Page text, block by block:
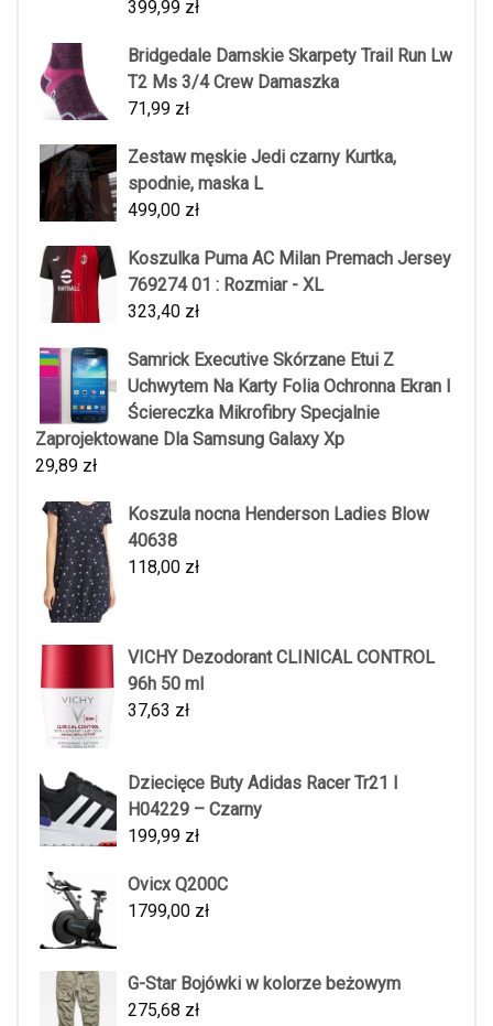
399,99 zł
Bridgedale Damskie Skarpety Trail Run Lw
T2 Ms 3/4 Crew Damaszka
71,99 zł
Zestaw męskie Jedi czarny Kurtka,
spodnie, maska L
499,00 zł
Koszulka Puma AC Milan Premach Jersey
769274 01 : Rozmiar - XL
323,40 zł
Samrick Executive Skórzane Etui Z
Uchwytem Na Karty Folia Ochronna Ekran I
Ściereczka Mikrofibry Specjalnie
Zaprojektowane Dla Samsung Galaxy Xp
29,89 zł
Koszula nocna Henderson Ladies Blow
40638
118,00 zł
VICHY Dezodorant CLINICAL CONTROL
96h 50 ml
37,63 zł
Dziecięce Buty Adidas Racer Tr21 I
H04229 – Czarny
199,99 zł
Ovicx Q200C
1799,00 zł
G-Star Bojówki w kolorze beżowym
275,68 zł